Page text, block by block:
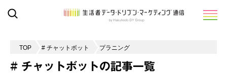
TOP # チャットボット プラニング
# チャットボットの記事一覧